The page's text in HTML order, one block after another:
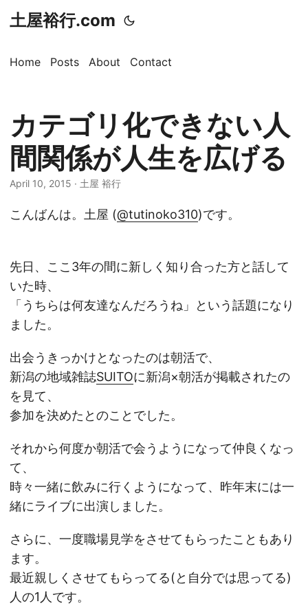
土屋裕行.com
Home Posts About Contact
カテゴリ化できない人
間関係が人生を広げる
April 10, 2015 · 土屋 裕行
こんばんは。土屋 (@tutinoko310)です。
先日、ここ3年の間に新しく知り合った方と話して
いた時、
「うちらは何友達なんだろうね」という話題になり
ました。
出会うきっかけとなったのは朝活で、
新潟の地域雑誌SUITOに新潟×朝活が掲載されたの
を見て、
参加を決めたとのことでした。
それから何度か朝活で会うようになって仲良くなっ
て、
時々一緒に飲みに行くようになって、昨年末には一
緒にライブに出演しました。
さらに、一度職場見学をさせてもらったこともあり
ます。
最近親しくさせてもらってる(と自分では思ってる)
人の1人です。